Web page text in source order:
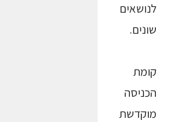
לנושאים
שונים.
קומת
הכניסה
מוקדשת